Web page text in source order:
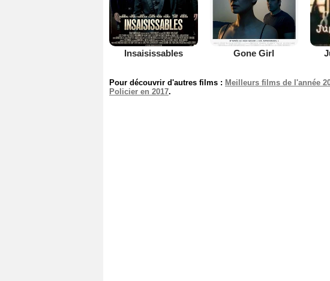
Insaisissables Gone Girl
Pour découvrir d'autres films : Meilleurs films de l'année
Policier en 2017.